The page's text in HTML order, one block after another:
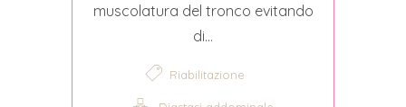
muscolatura del tronco evitando
di...
Riabilitazione